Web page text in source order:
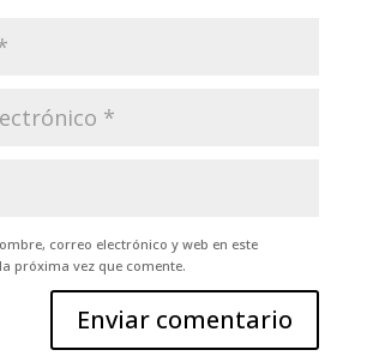
correo electrónico y web en este
próxima vez que comente.